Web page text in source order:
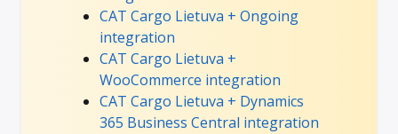
CAT Cargo Lietuva + Ongoing
integration
CAT Cargo Lietuva +
WooCommerce integration
CAT Cargo Lietuva + Dynamics
365 Business Central integration